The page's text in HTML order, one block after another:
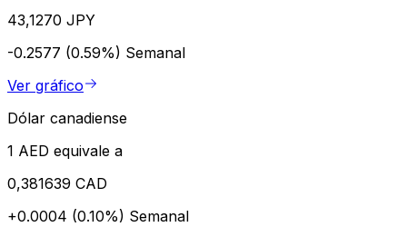
43,1270 JPY
-0.2577 (0.59%) Semanal
Ver gráfico
Dólar canadiense
1 AED equivale a
0,381639 CAD
+0.0004 (0.10%) Semanal